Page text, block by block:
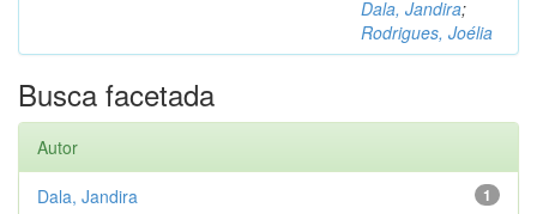
Dala, Jandira;
Rodrigues, Joélia
Busca facetada
Autor
1
Dala, Jandira